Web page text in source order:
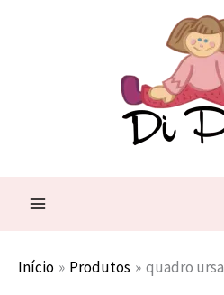
Início Produtos quadro ursa